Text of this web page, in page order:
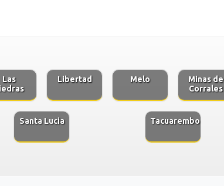
Las
Libertad Melo
Minas de
Corrales
Santa Lucia Tacuarembo